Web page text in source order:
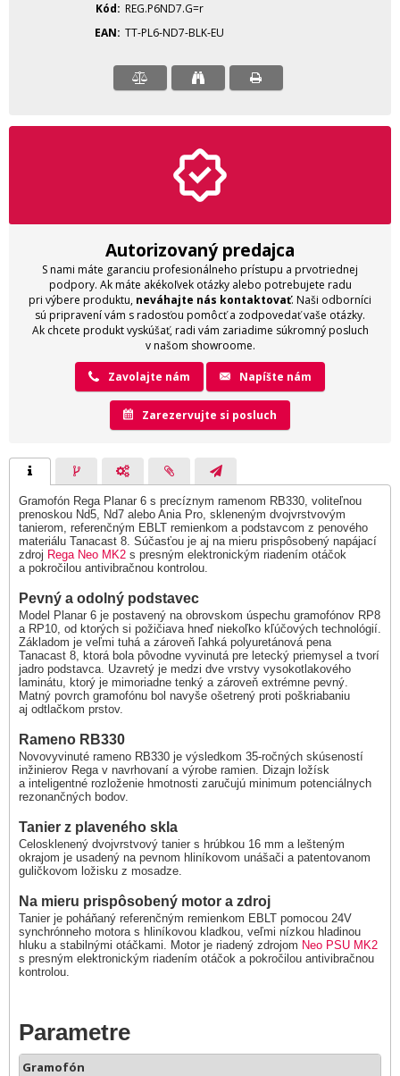
Kód
REG.P6ND7.G=r
EAN TT-PL6-ND7-BLK-EU
Autorizovaný predajca
S nami máte garanciu profesionálneho prístupu a prvotriednej
podpory. Ak máte akékoľvek otázky alebo potrebujete radu
pri výbere produktu, neváhajte nás kontaktovať. Naši odborníci
sú pripravení vám s radosťou pomôcť a zodpovedať vaše otázky.
Ak chcete produkt vyskúšať, radi vám zariadime súkromný posluch
v našom showroome.
Zavolajte nám Napíšte nám
Zarezervujte si posluch
Gramofón Rega Planar 6 s precíznym ramenom RB330, voliteľnou
prenoskou Nd5, Nd7 alebo Ania Pro, skleneným dvojvrstvovým
tanierom, referenčným EBLT remienkom a podstavcom z penového
materiálu Tanacast 8. Súčasťou je aj na mieru prispôsobený napájací
zdroj Rega Neo MK2 s presným elektronickým riadením otáčok
a pokročilou antivibračnou kontrolou.
Pevný a odolný podstavec
Model Planar 6 je postavený na obrovskom úspechu gramofónov RP8
a RP10, od ktorých si požičiava hneď niekoľko kľúčových technológií.
Základom je veľmi tuhá a zároveň ľahká polyuretánová pena
Tanacast 8, ktorá bola pôvodne vyvinutá pre letecký priemysel a tvorí
jadro podstavca. Uzavretý je medzi dve vrstvy vysokotlakového
laminátu, ktorý je mimoriadne tenký a zároveň extrémne pevný.
Matný povrch gramofónu bol navyše ošetrený proti poškriabaniu
aj odtlačkom prstov.
Rameno RB330
Novovyvinuté rameno RB330 je výsledkom 35-ročných skúseností
inžinierov Rega v navrhovaní a výrobe ramien. Dizajn ložísk
a inteligentné rozloženie hmotnosti zaručujú minimum potenciálnych
rezonančných bodov.
Tanier z plaveného skla
Celosklenený dvojvrstvový tanier s hrúbkou 16 mm a lešteným
okrajom je usadený na pevnom hliníkovom unášači a patentovanom
guličkovom ložisku z mosadze.
Na mieru prispôsobený motor a zdroj
Tanier je poháňaný referenčným remienkom EBLT pomocou 24V
synchrónneho motora s hliníkovou kladkou, veľmi nízkou hladinou
hluku a stabilnými otáčkami. Motor je riadený zdrojom Neo PSU MK2
s presným elektronickým riadením otáčok a pokročilou antivibračnou
kontrolou.
Parametre
Gramofón